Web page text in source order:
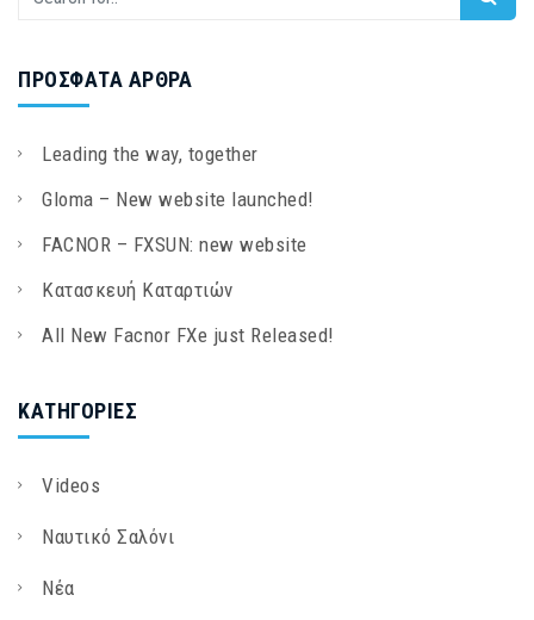
ΠΡΌΣΦΑΤΑ ΆΡΘΡΑ
Leading the way, together
Gloma – New website launched!
FACNOR – FXSUN: new website
Κατασκευή Καταρτιών
All New Facnor FXe just Released!
KΑΤΗΓΟΡΊΕΣ
Videos
Ναυτικό Σαλόνι
Νέα